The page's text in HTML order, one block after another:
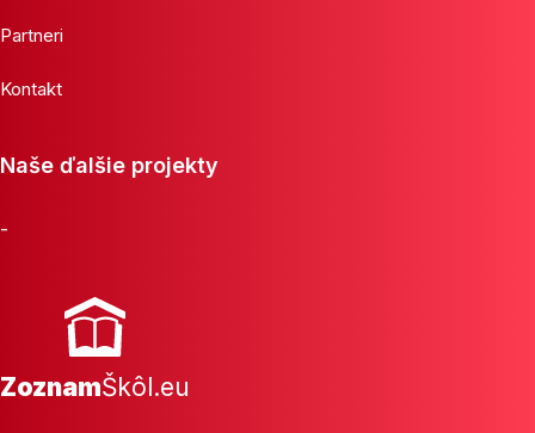
Partneri
Kontakt
Naše ďalšie projekty
-
ZoznamŠkôl.eu